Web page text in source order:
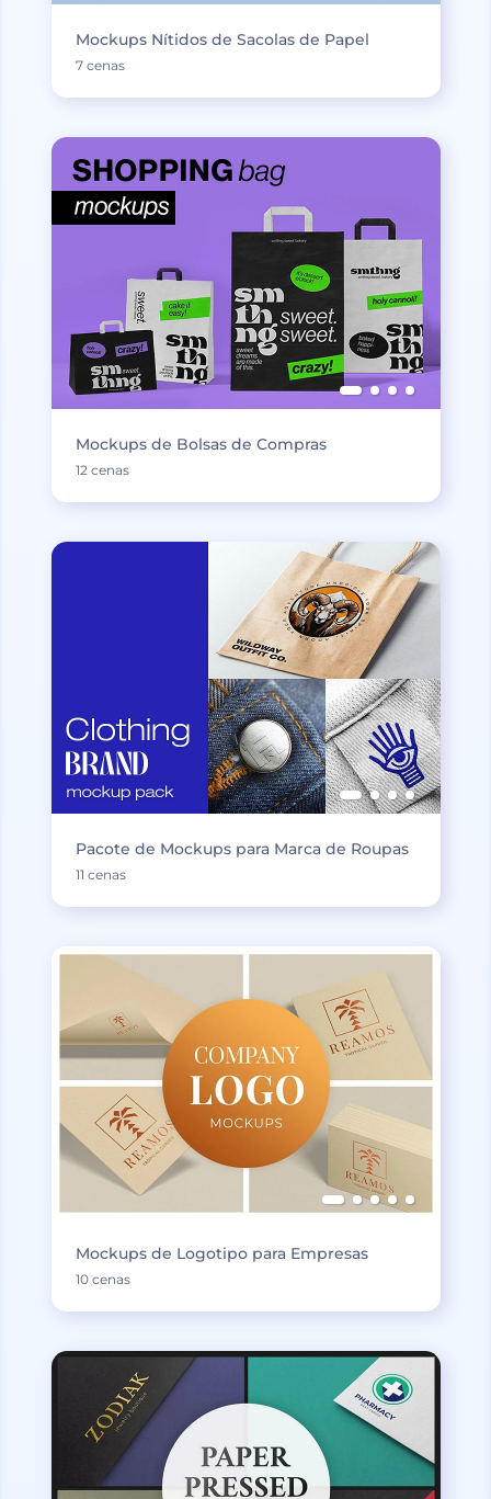
Mockups Nítidos de Sacolas de Papel
7 cenas
Mockups de Bolsas de Compras
12 cenas
Pacote de Mockups para Marca de Roupas
11 cenas
Mockups de Logotipo para Empresas
10 cenas